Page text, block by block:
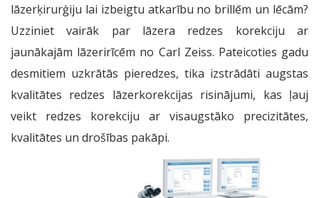
lāzerķirurģiju lai izbeigtu atkarību no brillēm un lēcām?
Uzziniet vairāk par lāzera redzes korekciju ar
jaunākajām lāzerirīcēm no Carl Zeiss. Pateicoties gadu
desmitiem uzkrātās pieredzes, tika izstrādāti augstas
kvalitātes redzes lāzerkorekcijas risinājumi, kas ļauj
veikt redzes korekciju ar visaugstāko precizitātes,
kvalitātes un drošības pakāpi.